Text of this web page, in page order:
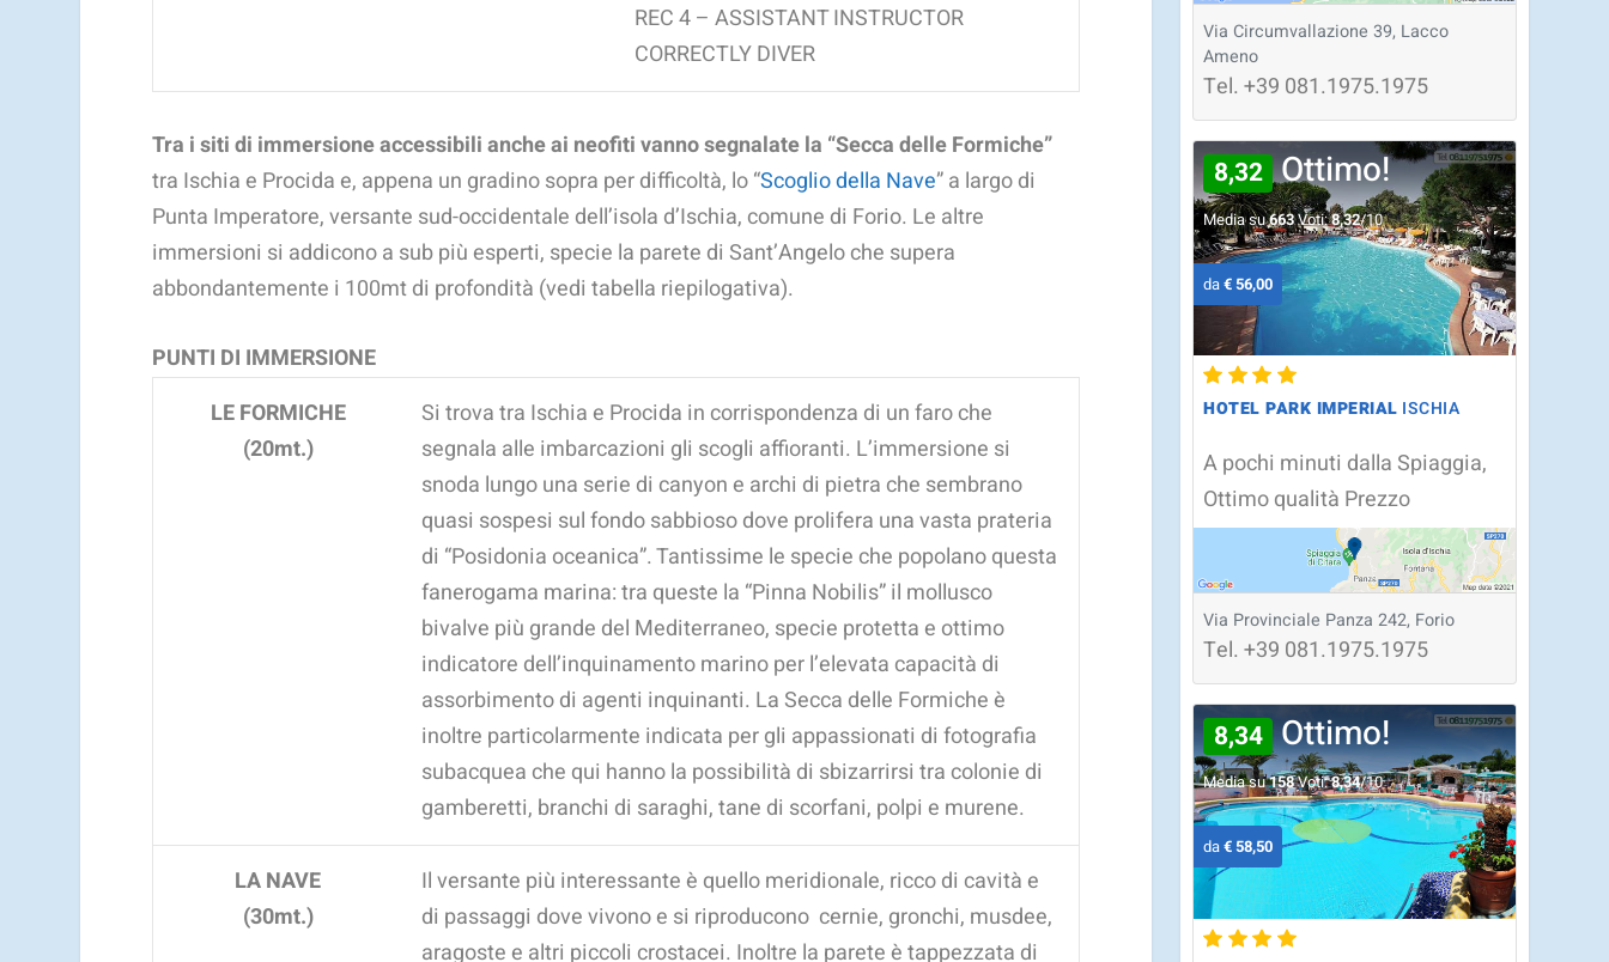
REC 4 – ASSISTANT INSTRUCTOR
CORRECTLY DIVER
Tra i siti di immersione accessibili anche ai neofiti vanno segnalate la “Secca delle Formiche”
tra Ischia e Procida e, appena un gradino sopra per difficoltà, lo “Scoglio della Nave” a largo di
Punta Imperatore, versante sud-occidentale dell’isola d’Ischia, comune di Forio. Le altre
immersioni si addicono a sub più esperti, specie la parete di Sant’Angelo che supera
abbondantemente i 100mt di profondità (vedi tabella riepilogativa).
PUNTI DI IMMERSIONE
LE FORMICHE
(20mt.)
Si trova tra Ischia e Procida in corrispondenza di un faro che
segnala alle imbarcazioni gli scogli affioranti. L’immersione si
snoda lungo una serie di canyon e archi di pietra che sembrano
quasi sospesi sul fondo sabbioso dove prolifera una vasta prateria
di “Posidonia oceanica”. Tantissime le specie che popolano questa
fanerogama marina: tra queste la “Pinna Nobilis” il mollusco
bivalve più grande del Mediterraneo, specie protetta e ottimo
indicatore dell’inquinamento marino per l’elevata capacità di
assorbimento di agenti inquinanti. La Secca delle Formiche è
inoltre particolarmente indicata per gli appassionati di fotografia
subacquea che qui hanno la possibilità di sbizarrirsi tra colonie di
gamberetti, branchi di saraghi, tane di scorfani, polpi e murene.
LA NAVE
(30mt.)
Il versante più interessante è quello meridionale, ricco di cavità e
di passaggi dove vivono e si riproducono cernie, gronchi, musdee,
aragoste e altri piccoli crostacei. Inoltre la parete è tappezzata di
Via Circumvallazione 39, Lacco
Ameno
Tel.+39 081.1975.1975
8,32 Ottimo!
Media su663Voti:8,32/10
da€ 56,00
HOTEL PARK IMPERIAL ISCHIA
A pochi minuti dalla Spiaggia,
Ottimo qualità Prezzo
Via Provinciale Panza 242, Forio
Tel.+39 081.1975.1975
8,34 Ottimo!
Media su158Voti:8,34/10
da€ 58,50